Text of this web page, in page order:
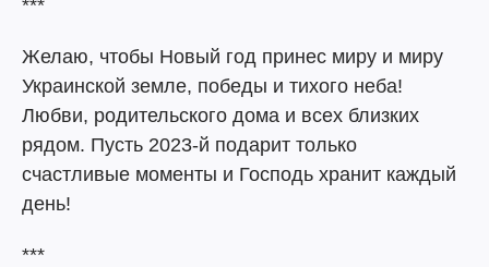
***
Желаю, чтобы Новый год принес миру и миру
Украинской земле, победы и тихого неба!
Любви, родительского дома и всех близких
рядом. Пусть 2023-й подарит только
счастливые моменты и Господь хранит каждый
день!
***